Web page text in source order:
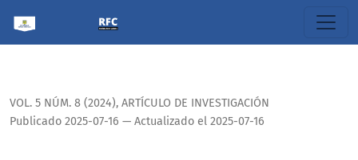
VOL. 5 NÚM. 8 (2024), ARTÍCULO DE INVESTIGACIÓN
Publicado 2025-07-16 — Actualizado el 2025-07-16